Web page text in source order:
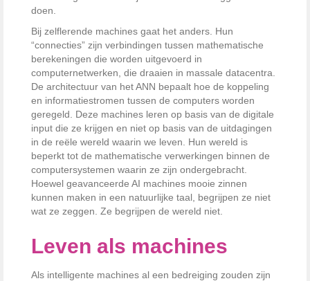
doen.
Bij zelflerende machines gaat het anders. Hun
“connecties” zijn verbindingen tussen mathematische
berekeningen die worden uitgevoerd in
computernetwerken, die draaien in massale datacentra.
De architectuur van het ANN bepaalt hoe de koppeling
en informatiestromen tussen de computers worden
geregeld. Deze machines leren op basis van de digitale
input die ze krijgen en niet op basis van de uitdagingen
in de reële wereld waarin we leven. Hun wereld is
beperkt tot de mathematische verwerkingen binnen de
computersystemen waarin ze zijn ondergebracht.
Hoewel geavanceerde AI machines mooie zinnen
kunnen maken in een natuurlijke taal, begrijpen ze niet
wat ze zeggen. Ze begrijpen de wereld niet.
Leven als machines
Als intelligente machines al een bedreiging zouden zijn